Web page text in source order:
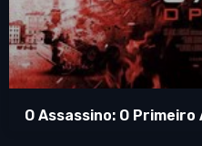
O Assassino: O